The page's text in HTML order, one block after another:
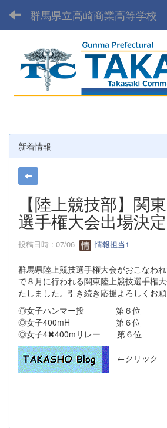
群馬県立高崎商業高等学校
新着情報
【陸上競技部】関
選手権大会出場決定
投稿日時 : 07/06 情報担当1
群馬県陸上競技選手権大会がおこなわ
で８月に行われる関東陸上競技選手権
たしました。引き続き応援よろしくお願
◎女子ハンマー投 第６位
◎女子400mH 第６位
◎女子4✖︎400mリレー 第６位
←クリック